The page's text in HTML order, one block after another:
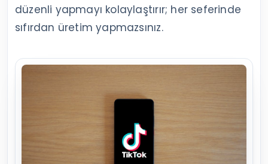
düzenli yapmayı kolaylaştırır; her seferinde
sıfırdan üretim yapmazsınız.